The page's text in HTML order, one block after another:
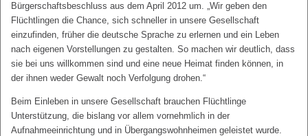
Bürgerschaftsbeschluss aus dem April 2012 um. „Wir geben den
Flüchtlingen die Chance, sich schneller in unsere Gesellschaft
einzufinden, früher die deutsche Sprache zu erlernen und ein Leben
nach eigenen Vorstellungen zu gestalten. So machen wir deutlich, dass
sie bei uns willkommen sind und eine neue Heimat finden können, in
der ihnen weder Gewalt noch Verfolgung drohen.“
Beim Einleben in unsere Gesellschaft brauchen Flüchtlinge
Unterstützung, die bislang vor allem vornehmlich in der
Aufnahmeeinrichtung und in Übergangswohnheimen geleistet wurde.